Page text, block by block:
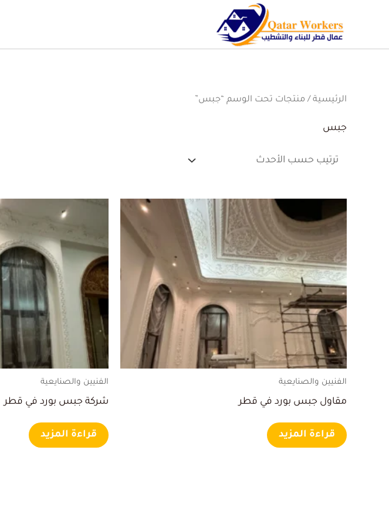
الرئيسية / منتجات تحت الوسم “جبس”
جبس
الفنيين والصنايعية
مقاول جبس بورد في قطر
قراءة المزيد
الفنيين والصنايعية
شركة جبس بورد في قطر
قراءة المزيد